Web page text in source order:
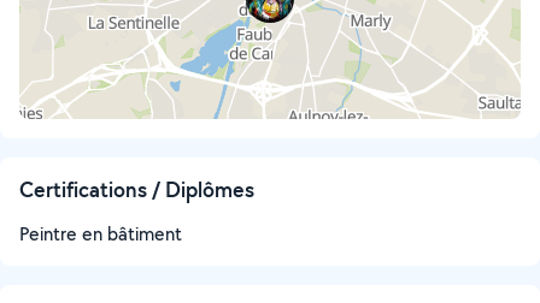
Certifications / Diplômes
Peintre en bâtiment